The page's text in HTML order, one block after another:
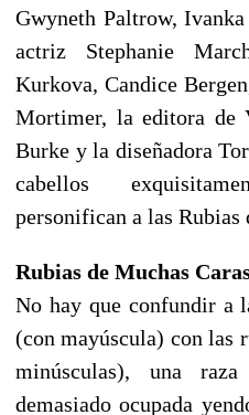
Gwyneth Paltrow,
actriz Stephanie
Kurkova, Candice
Mortimer, la editora de
Burke y la diseñadora
cabellos
personifican a las Rubias
Rubias de Muchas
No hay que confundir a
(con mayúscula) con las
minúsculas), una
demasiado ocupada